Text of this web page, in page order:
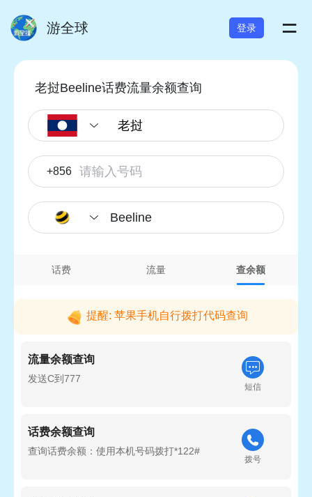
游全球 登录 =
老挝Beeline话费流量余额查询
+856
Beeline
话费 流量 查余额
提醒: 苹果手机自行拨打代码查询
流量余额查询
发送C到777
短信
话费余额查询
查询话费余额：使用本机号码拨打*122#
拨号